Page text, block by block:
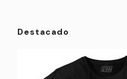
Destacado